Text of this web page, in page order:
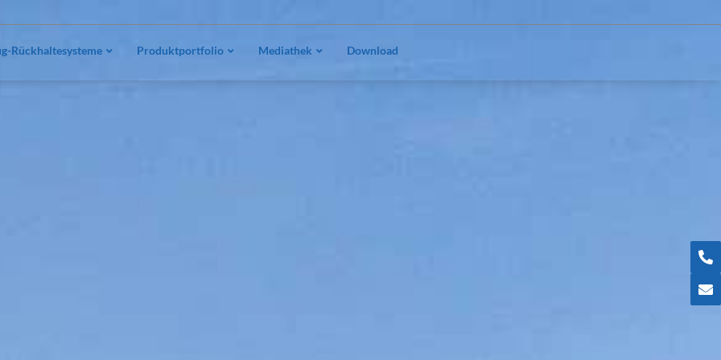
Rückhaltesysteme Produktportfolio Mediathek Download